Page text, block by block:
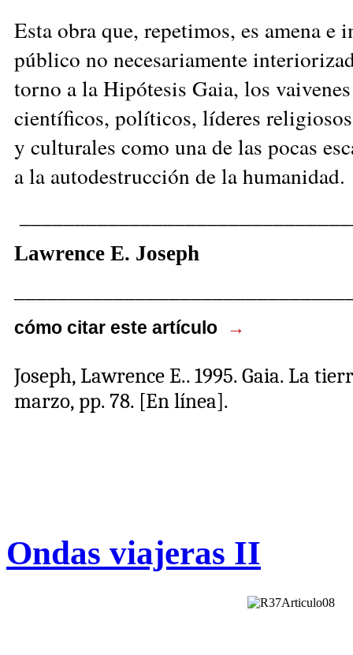
Esta obra que, repetimos, es amena e
público no necesariamente
torno a la Hipótesis Gaia, los
científicos, políticos, líderes
y culturales como una de las pocas
a la autodestrucción de la humanidad.
Lawrence E. Joseph
cómo citar este artículo →
Joseph, Lawrence E.. 1995. Gaia. La
marzo, pp. 78. [En línea].
Ondas viajeras II